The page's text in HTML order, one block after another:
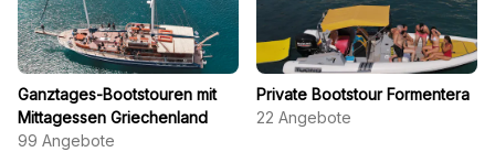
Ganztages-Bootstouren mit
Mittagessen Griechenland
99 Angebote
Private Bootstour Formentera
22 Angebote